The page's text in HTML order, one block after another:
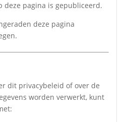
deze pagina is gepubliceerd.
deze pagina
dit privacybeleid of over de
worden verwerkt, kunt